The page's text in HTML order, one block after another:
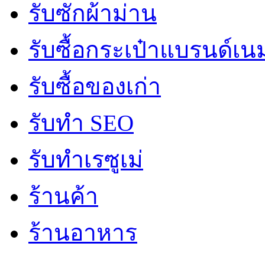
รับซักผ้าม่าน
รับซื้อกระเป๋าแบรนด์เน
รับซื้อของเก่า
รับทำ SEO
รับทำเรซูเม่
ร้านค้า
ร้านอาหาร